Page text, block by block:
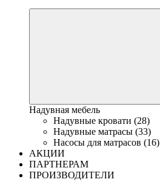
Надувная мебель
Надувные кровати (28)
Надувные матрасы (33)
Насосы для матрасов (16)
АКЦИИ
ПАРТНЕРАМ
ПРОИЗВОДИТЕЛИ